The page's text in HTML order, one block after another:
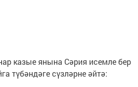
казые янына Сәрия исемле бер
түбәндәге сүзләрне әйтә: